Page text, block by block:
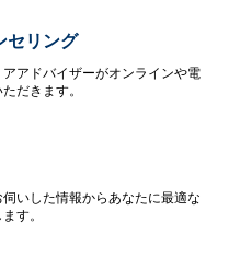
セリング
アドバイザーがオンラインや電
だきます。
いした情報からあなたに最適な
す。